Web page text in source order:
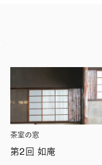
茶室の窓
第2回 如庵